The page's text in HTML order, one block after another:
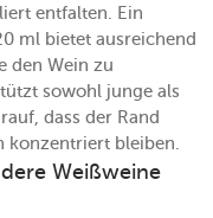
entfalten. Ein
ml bietet ausreichend
den Wein zu
sowohl junge als
dass der Rand
konzentriert bleiben.
Weißweine